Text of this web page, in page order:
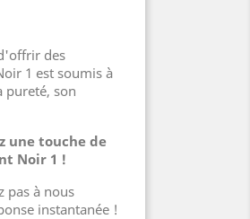
des
1 est soumis à
pureté, son
une touche de
Noir 1 !
pas à nous
instantanée !